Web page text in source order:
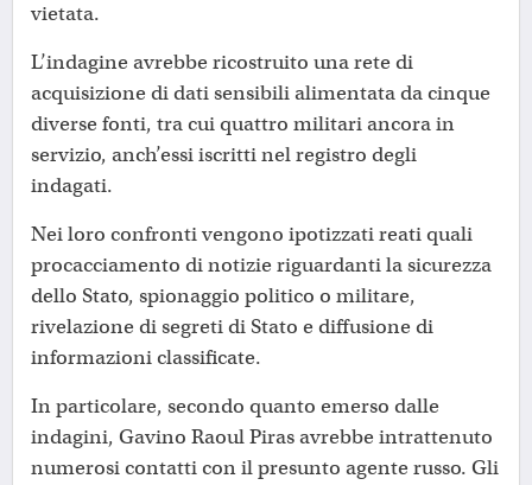
vietata.
L’indagine avrebbe ricostruito una rete di
acquisizione di dati sensibili alimentata da cinque
diverse fonti, tra cui quattro militari ancora in
servizio, anch’essi iscritti nel registro degli
indagati.
Nei loro confronti vengono ipotizzati reati quali
procacciamento di notizie riguardanti la sicurezza
dello Stato, spionaggio politico o militare,
rivelazione di segreti di Stato e diffusione di
informazioni classificate.
In particolare, secondo quanto emerso dalle
indagini, Gavino Raoul Piras avrebbe intrattenuto
numerosi contatti con il presunto agente russo. Gli